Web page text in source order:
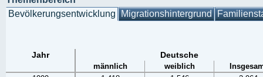
Bevölkerungsentwicklung Migrationshintergrund
Jahr Deutsche
männlich weiblich